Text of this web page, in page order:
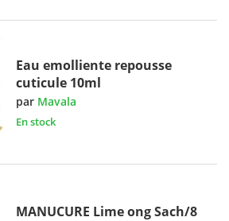
Eau emolliente repousse
cuticule 10ml
par Mavala
En stock
MANUCURE Lime ong Sach/8